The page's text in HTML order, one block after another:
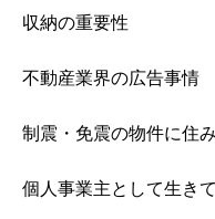
収納の重要性
不動産業界の広告事情
制震・免震の物件に住
個人事業主として生き